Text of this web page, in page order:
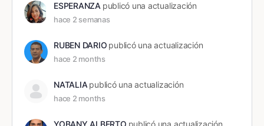
ESPERANZA publicó una actualización
hace 2 semanas
RUBEN DARIO publicó una actualización
hace 2 months
NATALIA publicó una actualización
hace 2 months
YOBANY ALBERTO publicó una actualización